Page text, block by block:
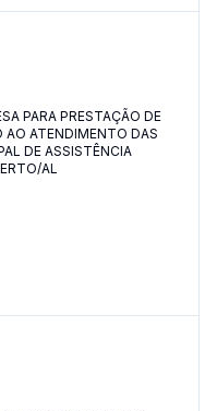
PARA PRESTAÇÃO DE
AO ATENDIMENTO DAS
DE ASSISTÊNCIA
AL